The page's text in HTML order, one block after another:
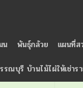
น พันธุ์กล้วย แผนที่ส
ณบุรี บ้านไม้ไผ่ให้เช่าร